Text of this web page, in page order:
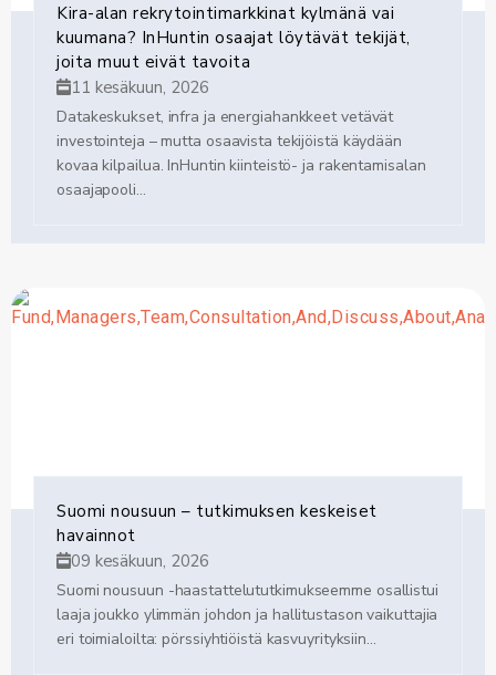
Kira-alan rekrytointimarkkinat kylmänä vai
kuumana? InHuntin osaajat löytävät tekijät,
joita muut eivät tavoita
11 kesäkuun, 2026
Datakeskukset, infra ja energiahankkeet vetävät
investointeja – mutta osaavista tekijöistä käydään
kovaa kilpailua. InHuntin kiinteistö- ja rakentamisalan
osaajapooli...
Suomi nousuun – tutkimuksen keskeiset
havainnot
09 kesäkuun, 2026
Suomi nousuun -haastattelututkimukseemme osallistui
laaja joukko ylimmän johdon ja hallitustason vaikuttajia
eri toimialoilta: pörssiyhtiöistä kasvuyrityksiin...